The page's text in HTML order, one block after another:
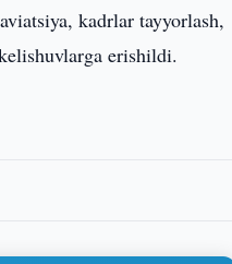
kadrlar tayyorlash,
erishildi.